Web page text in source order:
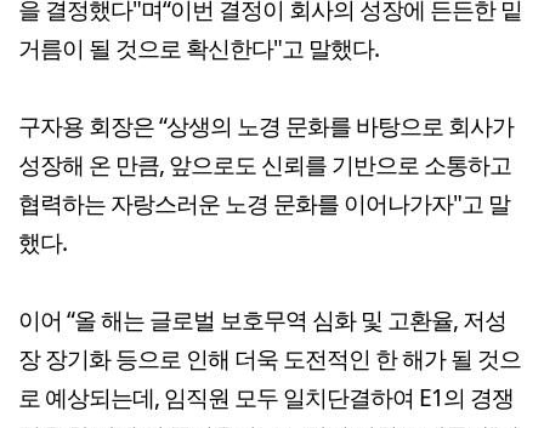
을 결정했다"며“이번 결정이 회사의 성장에 든든한 밑
거름이 될 것으로 확신한다"고 말했다.
구자용 회장은 “상생의 노경 문화를 바탕으로 회사가
성장해 온 만큼, 앞으로도 신뢰를 기반으로 소통하고
협력하는 자랑스러운 노경 문화를 이어나가자"고 말
했다.
이어 “올 해는 글로벌 보호무역 심화 및 고환율, 저성
장 장기화 등으로 인해 더욱 도전적인 한 해가 될 것으
로 예상되는데, 임직원 모두 일치단결하여 E1의 경쟁